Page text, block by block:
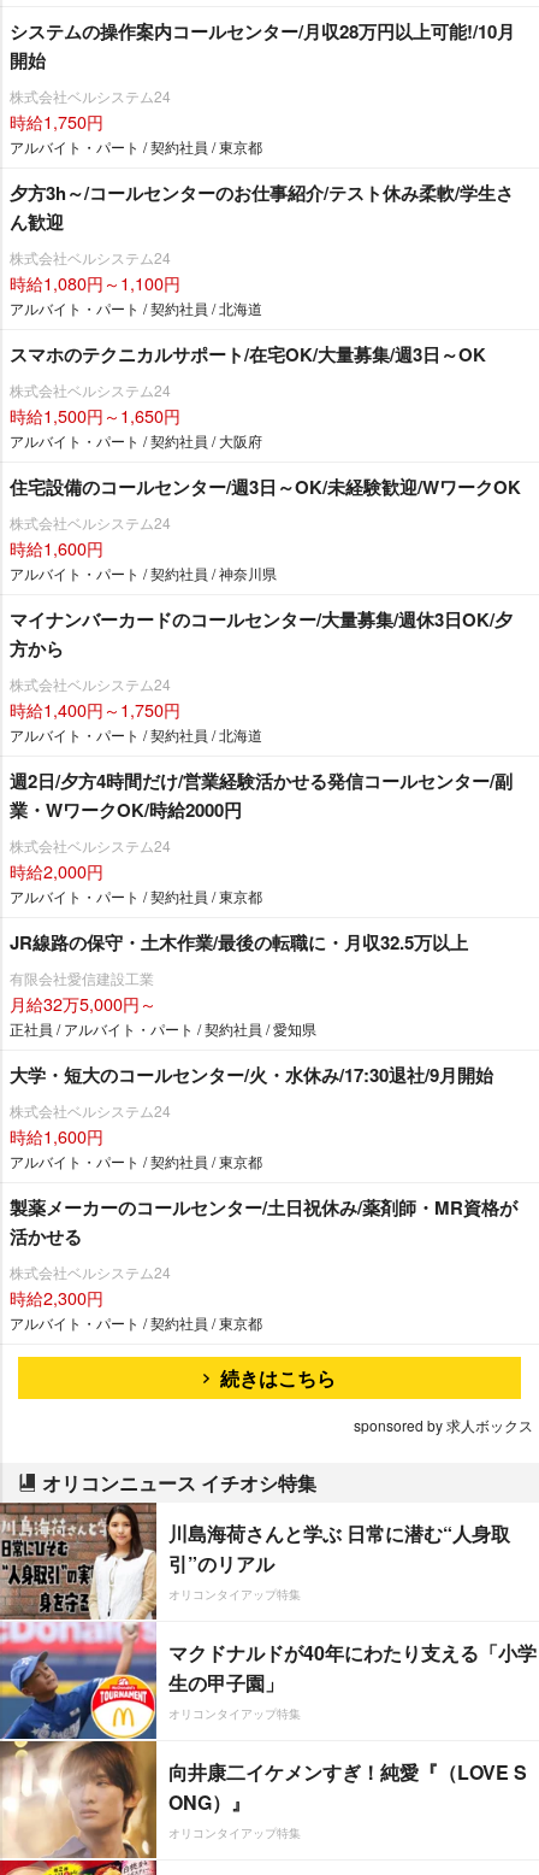
システムの操作案内コールセンター/月収28万円以上可能!/10月
開始
株式会社ベルシステム24
時給1,750円
アルバイト・パート / 契約社員 / 東京都
夕方3h～/コールセンターのお仕事紹介/テスト休み柔軟/学生さ
ん歓迎
株式会社ベルシステム24
時給1,080円～1,100円
アルバイト・パート / 契約社員 / 北海道
スマホのテクニカルサポート/在宅OK/大量募集/週3日～OK
株式会社ベルシステム24
時給1,500円～1,650円
アルバイト・パート / 契約社員 / 大阪府
住宅設備のコールセンター/週3日～OK/未経験歓迎/WワークOK
株式会社ベルシステム24
時給1,600円
アルバイト・パート / 契約社員 / 神奈川県
マイナンバーカードのコールセンター/大量募集/週休3日OK/夕
方から
株式会社ベルシステム24
時給1,400円～1,750円
アルバイト・パート / 契約社員 / 北海道
週2日/夕方4時間だけ/営業経験活かせる発信コールセンター/副
業・WワークOK/時給2000円
株式会社ベルシステム24
時給2,000円
アルバイト・パート / 契約社員 / 東京都
JR線路の保守・土木作業/最後の転職に・月収32.5万以上
有限会社愛信建設工業
月給32万5,000円～
正社員 / アルバイト・パート / 契約社員 / 愛知県
大学・短大のコールセンター/火・水休み/17:30退社/9月開始
株式会社ベルシステム24
時給1,600円
アルバイト・パート / 契約社員 / 東京都
製薬メーカーのコールセンター/土日祝休み/薬剤師・MR資格が
活かせる
株式会社ベルシステム24
時給2,300円
アルバイト・パート / 契約社員 / 東京都
続きはこちら
sponsored by 求人ボックス
オリコンニュース イチオシ特集
川島海荷さんと学ぶ 日常に潜む“人身取
引”のリアル
オリコンタイアップ特集
マクドナルドが40年にわたり支える「小学
生の甲子園」
オリコンタイアップ特集
向井康二イケメンすぎ！純愛『（LOVE S
ONG）』
オリコンタイアップ特集